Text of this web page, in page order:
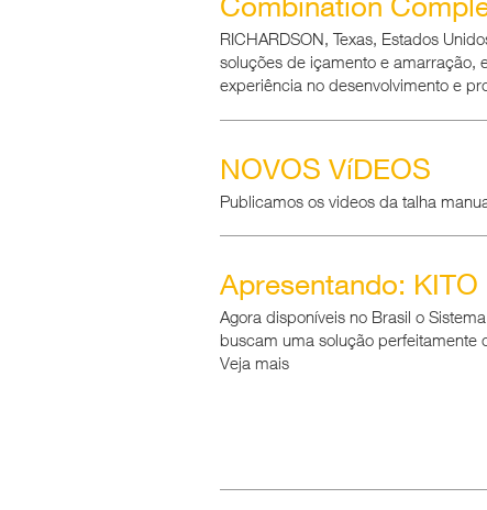
RICHARDSON, Texas, Estados
soluções de içamento e amarração,
experiência no desenvolvimento e
NOVOS VíDEOS
Publicamos os videos da talha
Apresentando: KITO
Agora disponíveis no Brasil o
buscam uma solução perfeitamente
Veja mais